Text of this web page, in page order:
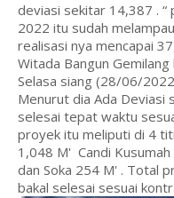
deviasi sekitar 14,387 . “
2022 itu sudah
realisasi nya mencapai
Witada Bangun
Selasa siang (28/06/
Menurut dia Ada Deviasi
selesai tepat waktu
proyek itu meliputi di 4
1,048 M' Candi
dan Soka 254 M' . Total
bakal selesai sesuai